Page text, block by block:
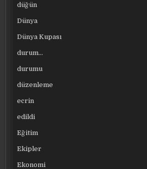
düğün
Dünya
Dünya Kupası
durum…
durumu
düzenleme
ecrin
edildi
Eğitim
Ekipler
Ekonomi